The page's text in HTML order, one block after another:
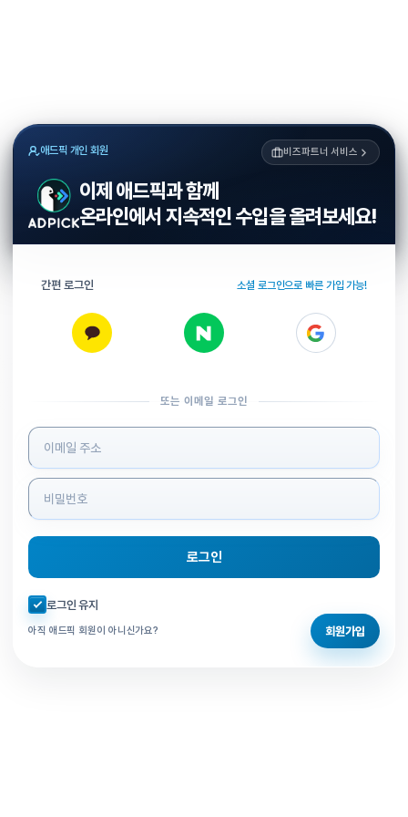
애드픽 개인 회원 비즈파트너 서비스
이제 애드픽과 함께
온라인에서 지속적인 수입을 올려보세요!
간편 로그인 소셜 로그인으로 빠른 가입 가능!
또는 이메일 로그인
로그인 정보 입력
로그인
자동로그인 체크
로그인 유지
아직 애드픽 회원이 아니신가요? 회원가입